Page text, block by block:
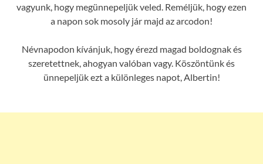
vagyunk, hogy megünnepeljük veled. Reméljük, hogy ezen
a napon sok mosoly jár majd az arcodon!
Névnapodon kívánjuk, hogy érezd magad boldognak és
szeretettnek, ahogyan valóban vagy. Köszöntünk és
ünnepeljük ezt a különleges napot, Albertin!